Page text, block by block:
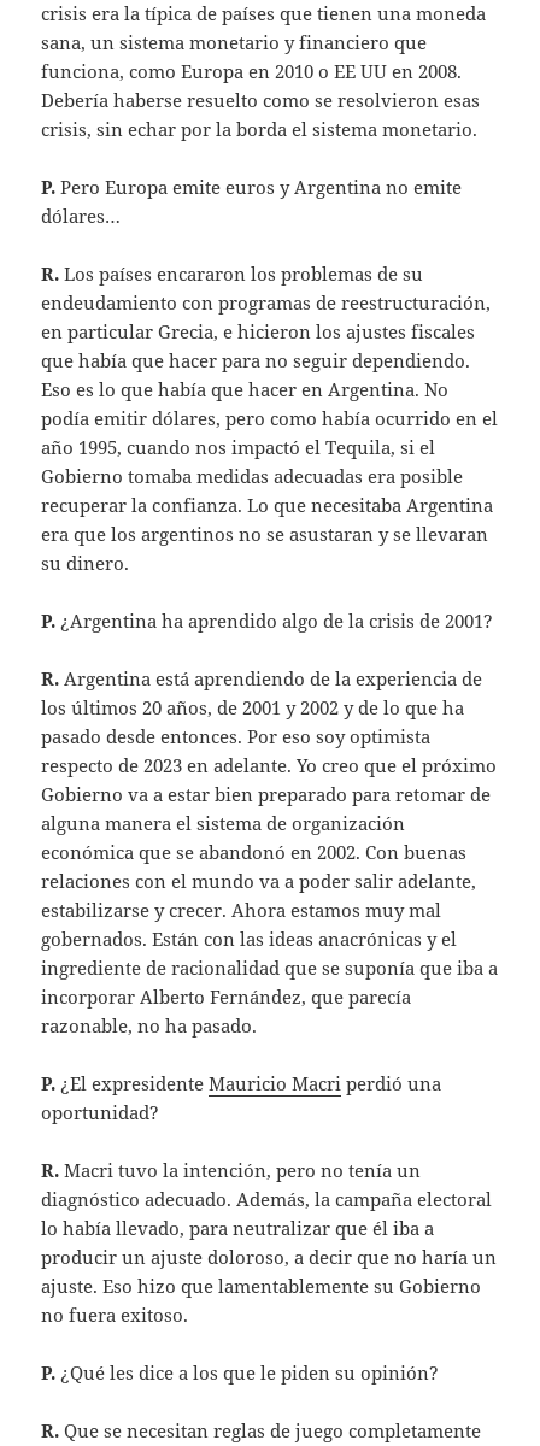
crisis era la típica de países que tienen una moneda
sana, un sistema monetario y financiero que
funciona, como Europa en 2010 o EE UU en 2008.
Debería haberse resuelto como se resolvieron esas
crisis, sin echar por la borda el sistema monetario.
P.Pero Europa emite euros y Argentina no emite
dólares…
R.Los países encararon los problemas de su
endeudamiento con programas de reestructuración,
en particular Grecia, e hicieron los ajustes fiscales
que había que hacer para no seguir dependiendo.
Eso es lo que había que hacer en Argentina. No
podía emitir dólares, pero como había ocurrido en el
año 1995, cuando nos impactó el Tequila, si el
Gobierno tomaba medidas adecuadas era posible
recuperar la confianza. Lo que necesitaba Argentina
era que los argentinos no se asustaran y se llevaran
su dinero.
P. ¿Argentina ha aprendido algo de la crisis de 2001?
R.Argentina está aprendiendo de la experiencia de
los últimos 20 años, de 2001 y 2002 y de lo que ha
pasado desde entonces. Por eso soy optimista
respecto de 2023 en adelante. Yo creo que el próximo
Gobierno va a estar bien preparado para retomar de
alguna manera el sistema de organización
económica que se abandonó en 2002. Con buenas
relaciones con el mundo va a poder salir adelante,
estabilizarse y crecer. Ahora estamos muy mal
gobernados. Están con las ideas anacrónicas y el
ingrediente de racionalidad que se suponía que iba a
incorporar Alberto Fernández, que parecía
razonable, no ha pasado.
P. ¿El expresidenteMauricio Macri perdió una
oportunidad?
R. Macri tuvo la intención, pero no tenía un
diagnóstico adecuado. Además, la campaña electoral
lo había llevado, para neutralizar que él iba a
producir un ajuste doloroso, a decir que no haría un
ajuste. Eso hizo que lamentablemente su Gobierno
no fuera exitoso.
P. ¿Qué les dice a los que le piden su opinión?
R. Que se necesitan reglas de juego completamente